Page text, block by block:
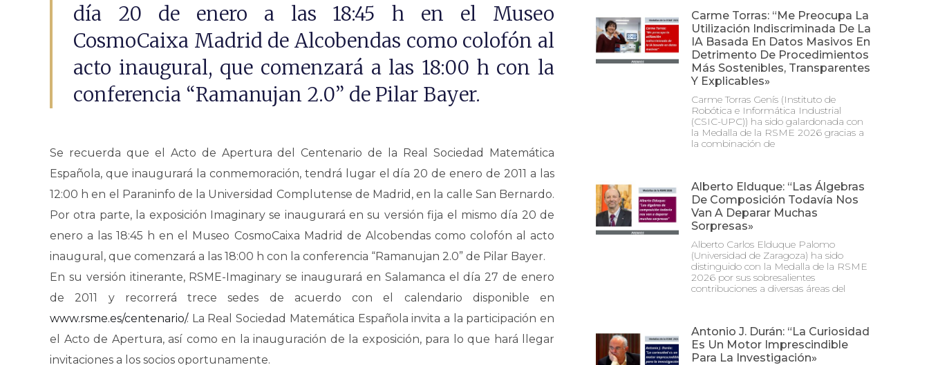
día 20 de enero a las 18:45 h en el Museo
CosmoCaixa Madrid de Alcobendas como colofón al
acto inaugural, que comenzará a las 18:00 h con la
conferencia “Ramanujan 2.0” de Pilar Bayer.
Se recuerda que el Acto de Apertura del Centenario de la Real Sociedad Matemática
Española, que inaugurará la conmemoración, tendrá lugar el día 20 de enero de 2011 a las
12:00 h en el Paraninfo de la Universidad Complutense de Madrid, en la calle San Bernardo.
Por otra parte, la exposición Imaginary se inaugurará en su versión fija el mismo día 20 de
enero a las 18:45 h en el Museo CosmoCaixa Madrid de Alcobendas como colofón al acto
inaugural, que comenzará a las 18:00 h con la conferencia “Ramanujan 2.0” de Pilar Bayer.
En su versión itinerante, RSME-Imaginary se inaugurará en Salamanca el día 27 de enero
de 2011 y recorrerá trece sedes de acuerdo con el calendario disponible en
www.rsme.es/centenario/. La Real Sociedad Matemática Española invita a la participación en
el Acto de Apertura, así como en la inauguración de la exposición, para lo que hará llegar
invitaciones a los socios oportunamente.
Carme Torras: “Me Preocupa La
Utilización Indiscriminada De La
IA Basada En Datos Masivos En
Detrimento De Procedimientos
Más Sostenibles, Transparentes
Y Explicables»
Carme Torras Genís (Instituto de
Robótica e Informática Industrial
(CSIC-UPC)) ha sido galardonada con
la Medalla de la RSME 2026 gracias a
la combinación de
Alberto Elduque: “Las Álgebras
De Composición Todavía Nos
Van A Deparar Muchas
Sorpresas»
Alberto Carlos Elduque Palomo
(Universidad de Zaragoza) ha sido
distinguido con la Medalla de la RSME
2026 por sus sobresalientes
contribuciones a diversas áreas del
Antonio J. Durán: “La Curiosidad
Es Un Motor Imprescindible
Para La Investigación»